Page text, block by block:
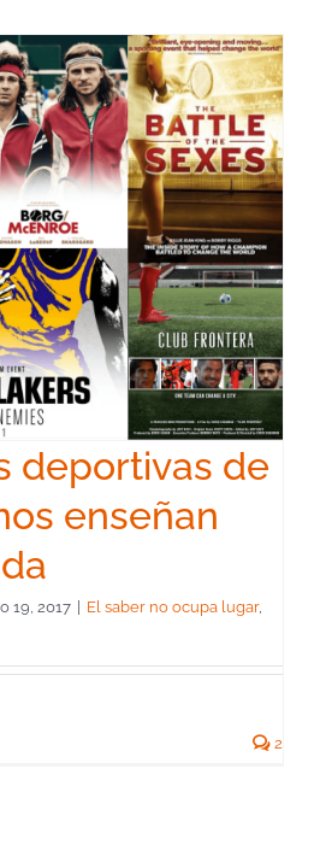
deportivas de
enseñan
19, 2017 El saber no ocupa lugar,
2